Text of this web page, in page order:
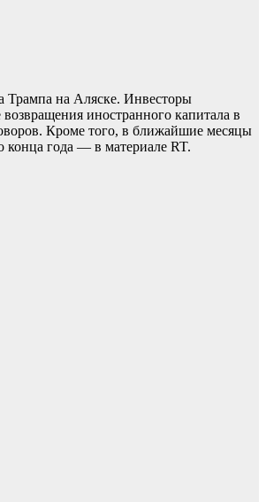
Трампа на Аляске. Инвесторы
иностранного капитала в
Кроме того, в ближайшие месяцы
конца года — в материале RT.